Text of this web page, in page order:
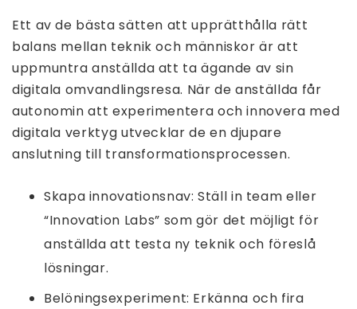
Ett av de bästa sätten att upprätthålla rätt
balans mellan teknik och människor är att
uppmuntra anställda att ta ägande av sin
digitala omvandlingsresa. När de anställda får
autonomin att experimentera och innovera med
digitala verktyg utvecklar de en djupare
anslutning till transformationsprocessen.
Skapa innovationsnav: Ställ in team eller
“Innovation Labs” som gör det möjligt för
anställda att testa ny teknik och föreslå
lösningar.
Belöningsexperiment: Erkänna och fira